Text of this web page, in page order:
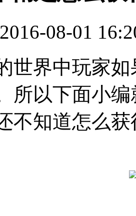
08-01
界中玩家如
所以下面小
不知道怎么